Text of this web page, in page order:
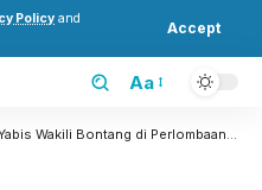
Policy and
Accept
Aa
Bontang di Perlombaan PAI Tingkat Nasional